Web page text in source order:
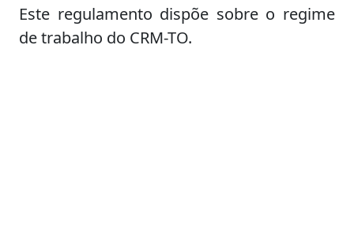
Este regulamento dispõe sobre o regime
de trabalho do CRM-TO.